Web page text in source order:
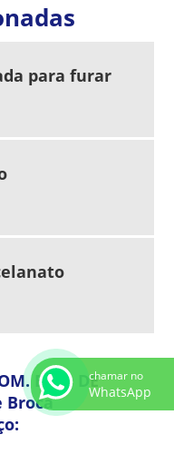
para furar
E IM. DE
Broca
chamar no
WhatsApp